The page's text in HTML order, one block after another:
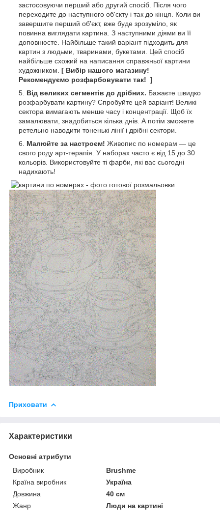
застосовуючи перший або другий спосіб. Після чого
переходите до наступного об'єкту і так до кінця. Коли ви
завершите перший об'єкт, вже буде зрозуміло, як
повинна виглядати картина. З наступними діями ви її
доповнюєте. Найбільше такий варіант підходить для
картин з людьми, тваринами, букетами. Цей спосіб
найбільше схожий на написання справжньої картини
художником. [ Вибір нашого магазину!
Рекомендуємо розфарбовувати так! ]
Від великих сегментів до дрібних. Бажаєте швидко
розфарбувати картину? Спробуйте цей варіант! Великі
сектора вимагають менше часу і концентрації. Щоб їх
замалювати, знадобиться кілька днів. А потім зможете
ретельно наводити тоненькі лінії і дрібні сектори.
Малюйте за настроєм! Живопис по номерам — це
свого роду арт-терапія. У наборах часто є від 15 до 30
кольорів. Використовуйте ті фарби, які вас сьогодні
надихають!
Приховати
Характеристики
Основні атрибути
Виробник
Brushme
Країна виробник
Україна
Довжина
40 см
Жанр
Люди на картині